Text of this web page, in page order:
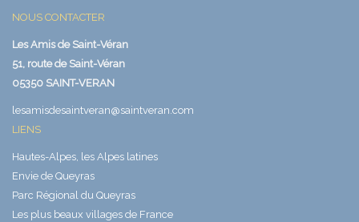
NOUS CONTACTER
Les Amis de Saint-Véran
51, route de Saint-Véran
05350 SAINT-VERAN
lesamisdesaintveran@saintveran.com
LIENS
Hautes-Alpes, les Alpes latines
Envie de Queyras
Parc Régional du Queyras
Les plus beaux villages de France